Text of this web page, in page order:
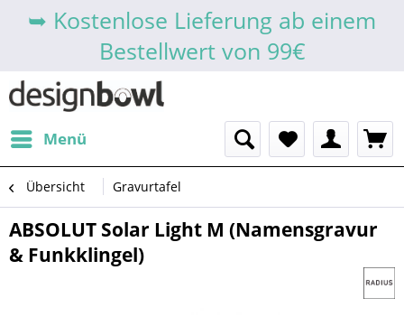
➥ Kostenlose Lieferung ab einem
Bestellwert von 99€
Menü
Übersicht Gravurtafel
ABSOLUT Solar Light M (Namensgravur
& Funkklingel)